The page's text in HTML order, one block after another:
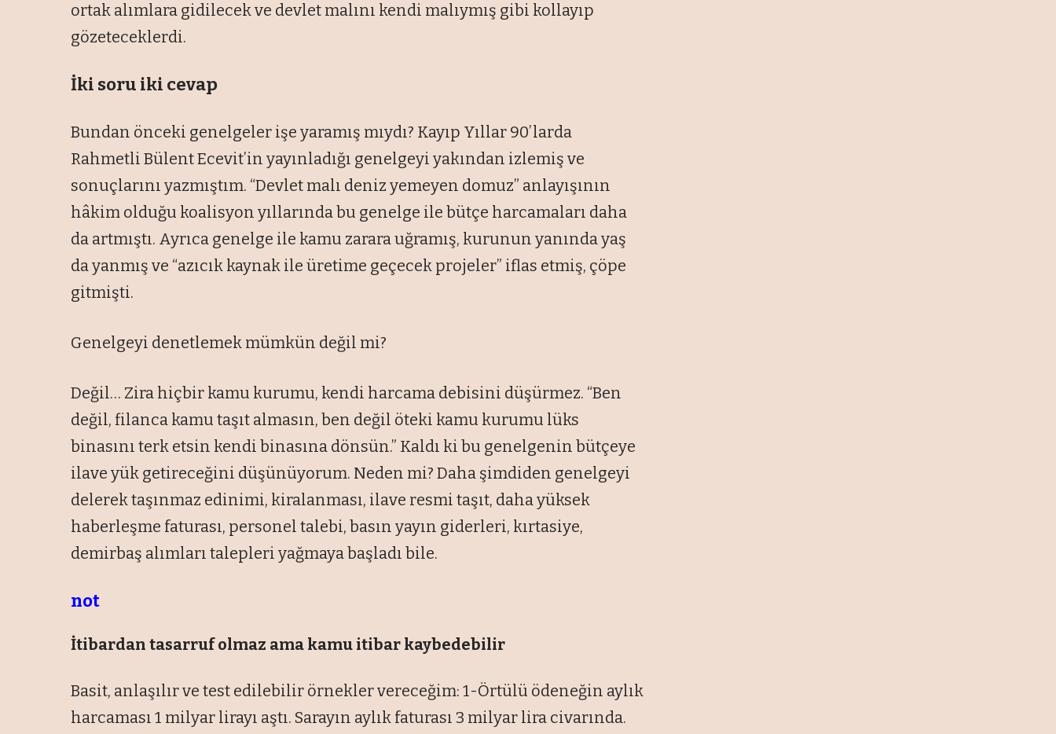
ortak alımlara gidilecek ve devlet malını kendi malıymış gibi kollayıp
gözeteceklerdi.
İki soru iki cevap
Bundan önceki genelgeler işe yaramış mıydı? Kayıp Yıllar 90’larda
Rahmetli Bülent Ecevit’in yayınladığı genelgeyi yakından izlemiş ve
sonuçlarını yazmıştım. “Devlet malı deniz yemeyen domuz” anlayışının
hâkim olduğu koalisyon yıllarında bu genelge ile bütçe harcamaları daha
da artmıştı. Ayrıca genelge ile kamu zarara uğramış, kurunun yanında yaş
da yanmış ve “azıcık kaynak ile üretime geçecek projeler” iflas etmiş, çöpe
gitmişti.
Genelgeyi denetlemek mümkün değil mi?
Değil… Zira hiçbir kamu kurumu, kendi harcama debisini düşürmez. “Ben
değil, filanca kamu taşıt almasın, ben değil öteki kamu kurumu lüks
binasını terk etsin kendi binasına dönsün.” Kaldı ki bu genelgenin bütçeye
ilave yük getireceğini düşünüyorum. Neden mi? Daha şimdiden genelgeyi
delerek taşınmaz edinimi, kiralanması, ilave resmi taşıt, daha yüksek
haberleşme faturası, personel talebi, basın yayın giderleri, kırtasiye,
demirbaş alımları talepleri yağmaya başladı bile.
not
İtibardan tasarruf olmaz ama kamu itibar kaybedebilir
Basit, anlaşılır ve test edilebilir örnekler vereceğim: 1-Örtülü ödeneğin aylık
harcaması 1 milyar lirayı aştı. Sarayın aylık faturası 3 milyar lira civarında.